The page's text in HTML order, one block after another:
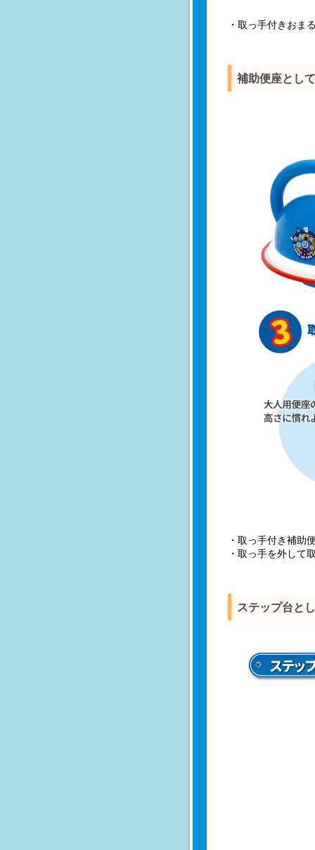
・取っ手付きおま
補助便座とし
・取っ手付き補助
・取っ手を外して
ステップ台と